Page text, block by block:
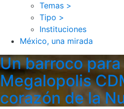
Temas >
Tipo >
Instituciones
México, una mirada
Un barroco
Megalopolis
corazón de la